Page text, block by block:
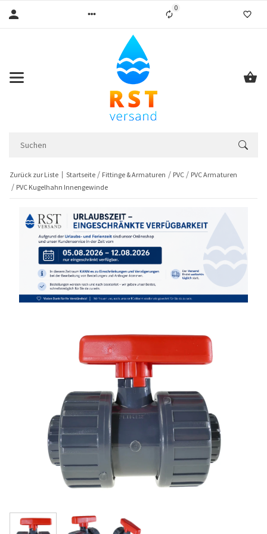
0Liste ist leer
Zurück zur Liste Startseite Fittinge & Armaturen PVC
PVC Armaturen
PVC Kugelhahn Innengewinde